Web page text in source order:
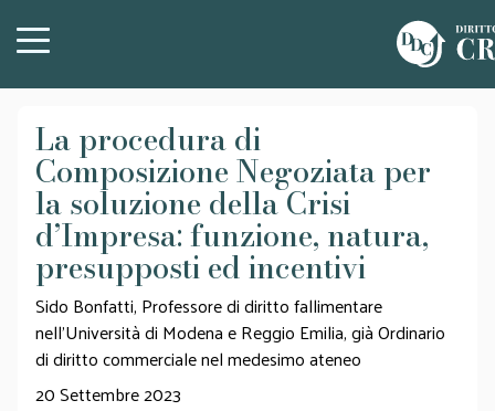
La procedura di
Composizione Negoziata per
la soluzione della Crisi
d’Impresa: funzione, natura,
presupposti ed incentivi
Sido Bonfatti, Professore di diritto fallimentare
nell’Università di Modena e Reggio Emilia, già Ordinario
di diritto commerciale nel medesimo ateneo
20 Settembre 2023